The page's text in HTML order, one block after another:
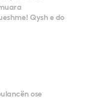
Qysh e do
ose